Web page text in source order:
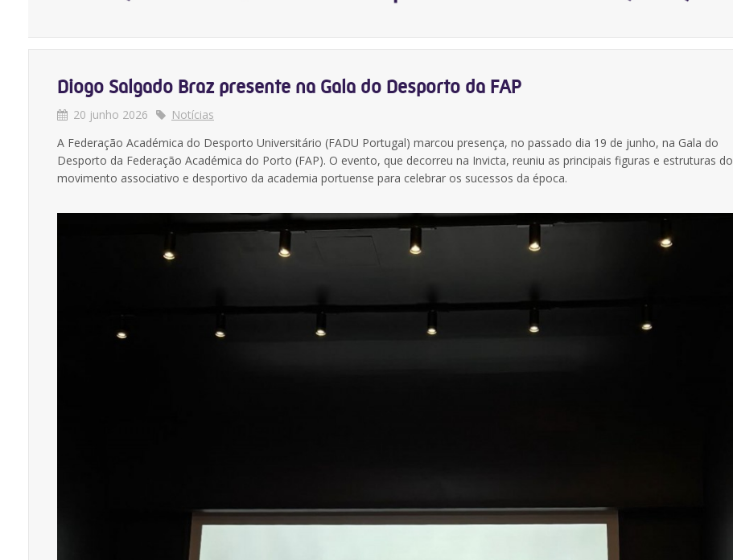
Diogo Salgado Braz presente na Gala do Desporto da FAP
20 junho 2026
Notícias
A Federação Académica do Desporto Universitário (FADU Portugal) marcou presença, no passado dia 19 de junho, na Gala do
Desporto da Federação Académica do Porto (FAP). O evento, que decorreu na Invicta, reuniu as principais figuras e estruturas do
movimento associativo e desportivo da academia portuense para celebrar os sucessos da época.